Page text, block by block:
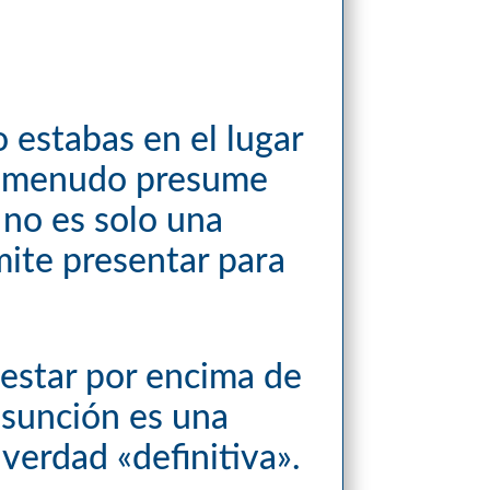
estabas en el lugar
presume
es solo una
presentar para
por encima de
es una
«definitiva».